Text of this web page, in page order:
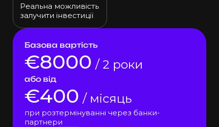
Базова вартість
€8000 / 2 роки
або від
€400 / місяць
при розтермінуванні через банки-
партнери
Реальна можливість
залучити інвестиції